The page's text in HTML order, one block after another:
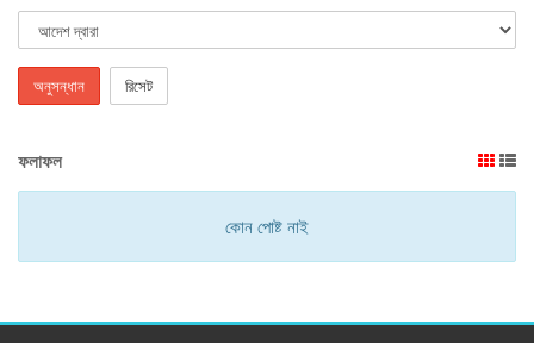
অনুসন্ধান রিসেট
ফলাফল
কোন পোষ্ট নাই